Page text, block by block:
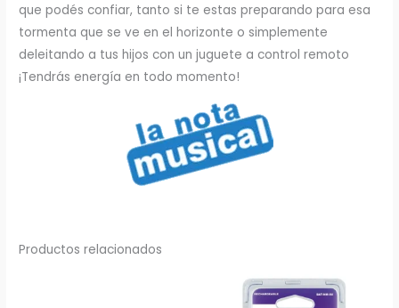
que podés confiar, tanto si te estas preparando para esa
tormenta que se ve en el horizonte o simplemente
deleitando a tus hijos con un juguete a control remoto
¡Tendrás energía en todo momento!
Productos relacionados